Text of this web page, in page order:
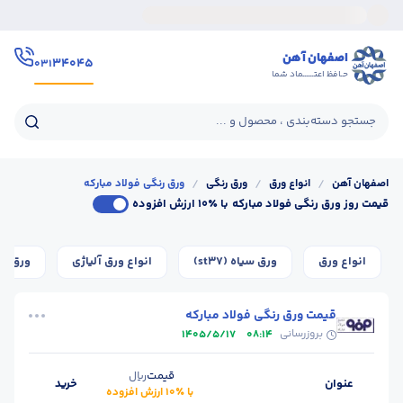
اصفهان آهن
حـافظ اعتــــــماد شما
۳۴۰۴۵۰۳۱
جستجو دسته‌بندی ، محصول و ...
اصفهان آهن / انواع ورق / ورق رنگی / ورق رنگی فولاد مبارکه
قیمت روز ورق رنگی فولاد مبارکه با ٪۱۰ ارزش افزوده
انواع ورق ورق سیاه (st37) انواع ورق آلیاژی ورق
قیمت ورق رنگی فولاد مبارکه
بروزرسانی 08:14
1405/5/17
عنوان قیمتریال
با ٪۱۰ ارزش افزوده
خرید